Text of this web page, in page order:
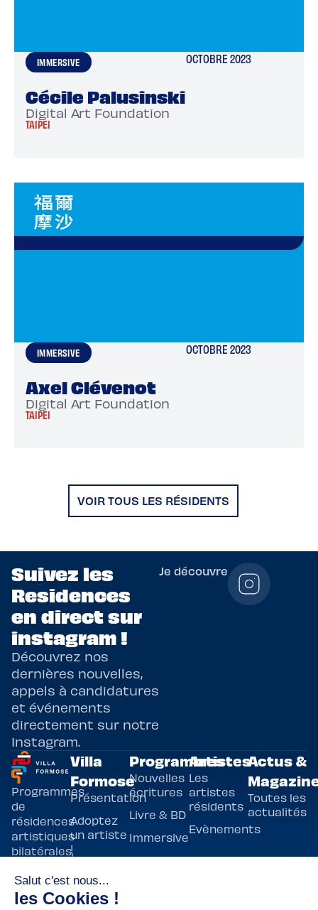
IMMERSIVE OCTOBRE 2023
Cécile Palusinski
Digital Art Foundation
TAIPEI
IMMERSIVE OCTOBRE 2023
Axel Clévenot
Digital Art Foundation
TAIPEI
VOIR TOUS LES RÉSIDENTS
Suivez les
Residences
en direct sur
instagram !
Découvrez nos
dernières nouvelles,
appels à candidatures
et événements
directement sur notre
Instagram.
Je découvre
Programmes
de
résidences
artistiques
bilatérales,
France et
Taïwan.
Villa
Formose
Présentation
Adoptez
un artiste
!
résidence
Programmes
Nouvelles
écritures
Livre & BD
Immersive
Arts
Artistes
Les
artistes
résidents
Evènements
Actus &
Toutes les
actualités